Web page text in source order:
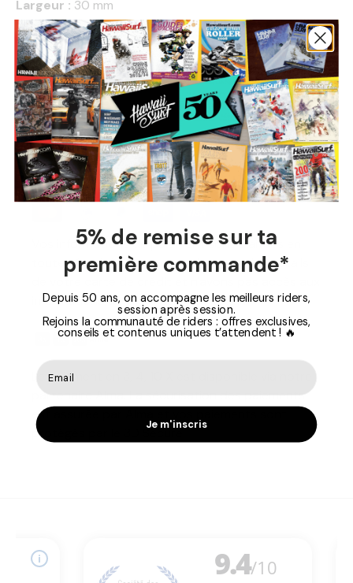
Largeur : 30 mm
Contact :18.25 mm
Dureté :102 A, roues dures pour les slides et pour le
street
Paiement Sécurisé
Vos informations de paiement sont traitées en
toute sécurité. Nous ne stockons pas les détails
de votre carte de crédit et n'avons pas accès aux
informations de votre carte de crédit.
Le paiement en 3, 4, 10 X est disponible via notre
partenaire Alma. La sécurisation des paiements
est assurée par Alma et vos paiements sont
protégés par le 3D Secure.
5% de remise sur ta
première commande*
Depuis 50 ans, on accompagne les meilleurs riders,
session après session.
Rejoins la communauté de riders : offres exclusives,
conseils et contenus uniques t’attendent ! 🔥
Je m'inscris